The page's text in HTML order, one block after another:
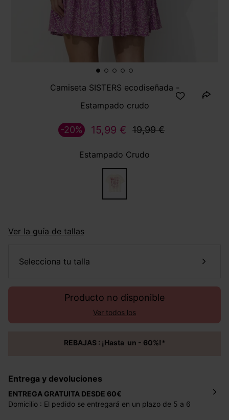
Camiseta SISTERS ecodiseñada -
Estampado crudo
15,99 € 19,99 €
-20%
Estampado Crudo
Ver la guía de tallas
selecciona tu talla
Producto no disponible
Ver todos los
REBAJAS : ¡Hasta un - 60%!*
Entrega y devoluciones
ENTREGA GRATUITA DESDE 60€
Domicilio : El pedido se entregará en un plazo de 5 a 6